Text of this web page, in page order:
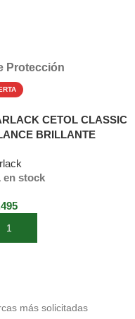
Protección
CETOL CLASSIC
BRILLANTE
en stock
al carrito
más solicitadas